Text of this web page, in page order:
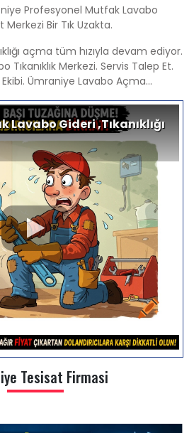
Profesyonel Mutfak Lavabo
Merkezi Bir Tık Uzakta.
açma tüm hızıyla devam ediyor.
Merkezi. Servis Talep Et.
Ümraniye Lavabo Açma...
Gideri ,Tıkanıklığı
Tesisat Firmasi